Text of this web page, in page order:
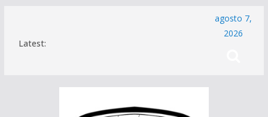
contenido
Latest:
agosto 7,
2026